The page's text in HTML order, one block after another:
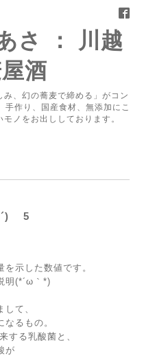
さ ： 川越
酒
み、幻の蕎麦で締める」がコン
作り、国産食材、無添加にこ
ノをお出ししております。
ゞ 5
を示した数値です。
明(*´ω｀*)ゞ
て、
るもの。
する乳酸菌と、
が